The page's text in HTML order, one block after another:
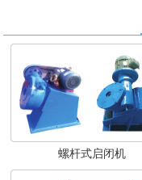
螺杆式启闭机